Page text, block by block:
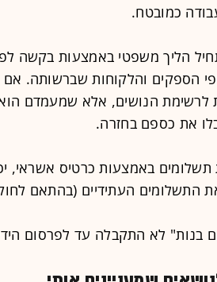
הליך משפטי באמצעות בקשה
הספקים והלקוחות שברשותה.
לרשימת הנושים, אלא שמעמדם
את כספם בחזרה.
באמצעות כרטיס אשראי,
התשלומים העתידיים (בהתאם
בנות" לא התקבלה עד לפרסום